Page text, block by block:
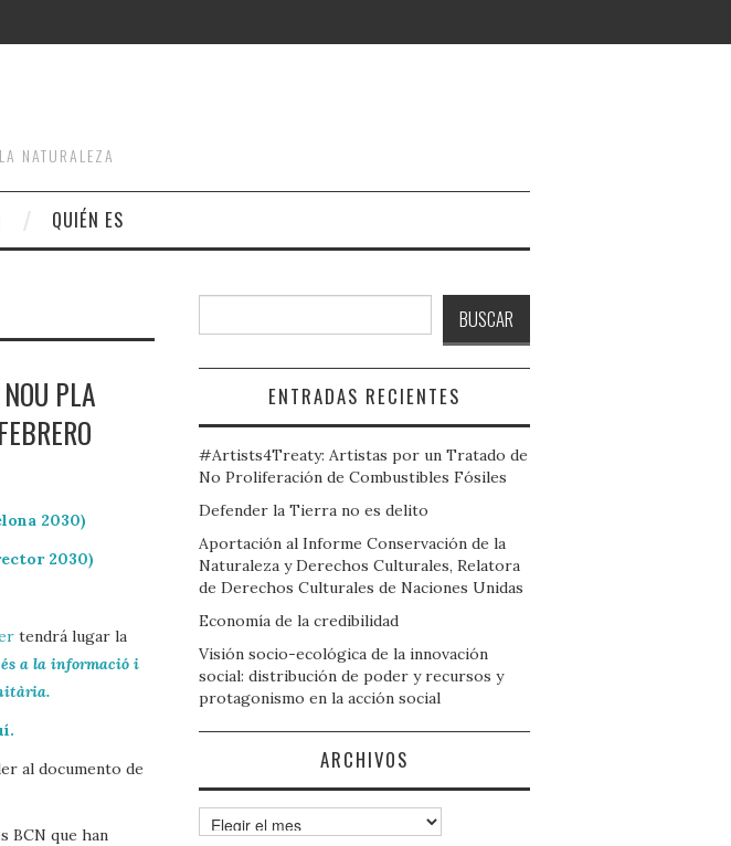
NATURALEZA
QUIÉN ES
PLA
2030)
2030)
tendrá lugar la
a la informació i
al documento de
BCN que han
BUSCAR
ENTRADAS RECIENTES
#Artists4Treaty: Artistas por un Tratado de
No Proliferación de Combustibles Fósiles
Defender la Tierra no es delito
Aportación al Informe Conservación de la
Naturaleza y Derechos Culturales, Relatora
de Derechos Culturales de Naciones Unidas
Economía de la credibilidad
Visión socio-ecológica de la innovación
social: distribución de poder y recursos y
protagonismo en la acción social
ARCHIVOS
Archivos